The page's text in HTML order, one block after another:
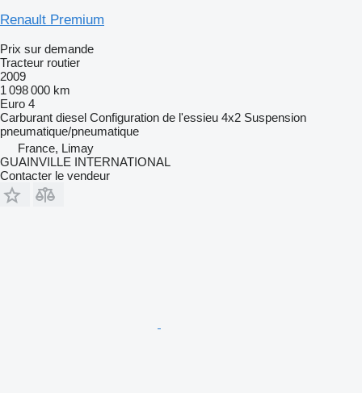
Renault Premium
Prix sur demande
Tracteur routier
2009
1 098 000 km
Euro 4
Carburant diesel Configuration de l'essieu 4x2 Suspension
pneumatique/pneumatique
France, Limay
GUAINVILLE INTERNATIONAL
Contacter le vendeur